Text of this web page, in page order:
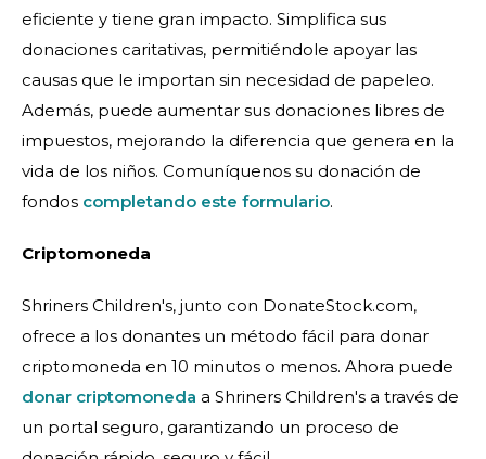
eficiente y tiene gran impacto. Simplifica sus
donaciones caritativas, permitiéndole apoyar las
causas que le importan sin necesidad de papeleo.
Además, puede aumentar sus donaciones libres de
impuestos, mejorando la diferencia que genera en la
vida de los niños. Comuníquenos su donación de
fondos completando este formulario.
Criptomoneda
Shriners Children's, junto con DonateStock.com,
ofrece a los donantes un método fácil para donar
criptomoneda en 10 minutos o menos. Ahora puede
donar criptomoneda a Shriners Children's a través de
un portal seguro, garantizando un proceso de